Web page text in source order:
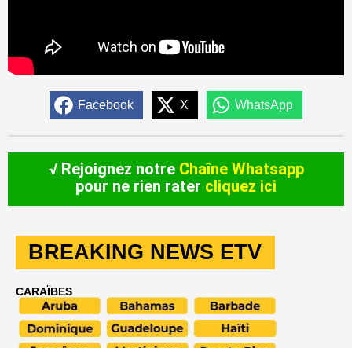
Facebook X WhatsApp
√ Rejoignez notre Chaîne Whatsapp
pour ne rien rater cliquez ici
BREAKING NEWS ETV
CARAÏBES